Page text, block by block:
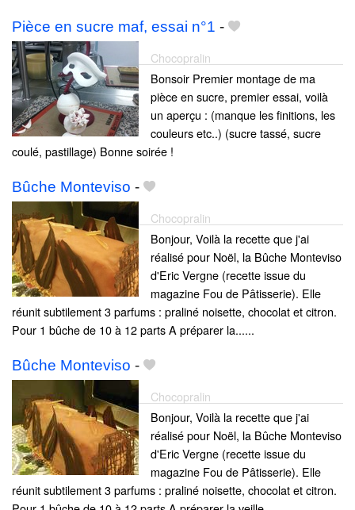
Pièce en sucre maf, essai n°1 -
Chocopralin
Bonsoir Premier montage de ma
pièce en sucre, premier essai, voilà
un aperçu : (manque les finitions, les
couleurs etc..) (sucre tassé, sucre
coulé, pastillage) Bonne soirée !
Bûche Monteviso -
Chocopralin
Bonjour, Voilà la recette que j'ai
réalisé pour Noël, la Bûche Monteviso
d'Eric Vergne (recette issue du
magazine Fou de Pâtisserie). Elle
réunit subtilement 3 parfums : praliné noisette, chocolat et citron.
Pour 1 bûche de 10 à 12 parts A préparer la......
Bûche Monteviso -
Chocopralin
Bonjour, Voilà la recette que j'ai
réalisé pour Noël, la Bûche Monteviso
d'Eric Vergne (recette issue du
magazine Fou de Pâtisserie). Elle
réunit subtilement 3 parfums : praliné noisette, chocolat et citron.